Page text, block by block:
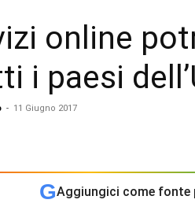
online
i paesi
- 11 Giugno 2017
GAggiungici come fonte